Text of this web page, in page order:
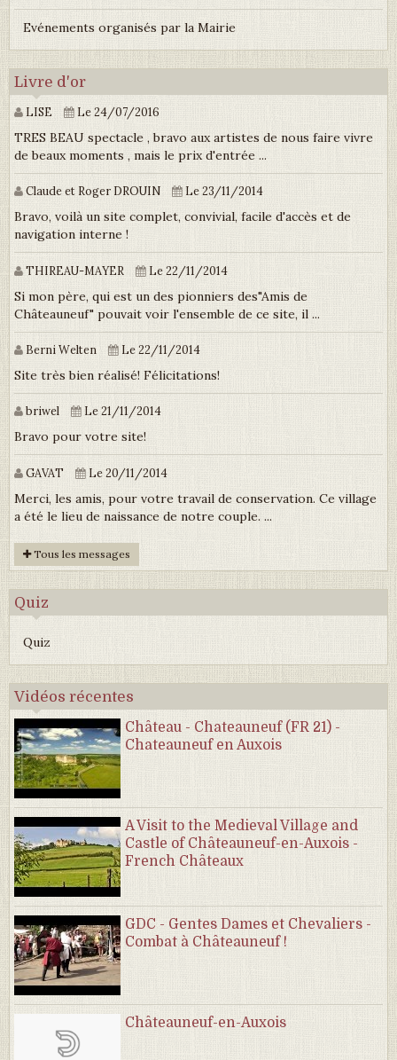
Evénements organisés par la Mairie
Livre d'or
LISE Le 24/07/2016
TRES BEAU spectacle , bravo aux artistes de nous faire vivre
de beaux moments , mais le prix d'entrée ...
Claude et Roger DROUIN Le 23/11/2014
Bravo, voilà un site complet, convivial, facile d'accès et de
navigation interne !
THIREAU-MAYER Le 22/11/2014
Si mon père, qui est un des pionniers des"Amis de
Châteauneuf" pouvait voir l'ensemble de ce site, il ...
Berni Welten Le 22/11/2014
Site très bien réalisé! Félicitations!
briwel Le 21/11/2014
Bravo pour votre site!
GAVAT Le 20/11/2014
Merci, les amis, pour votre travail de conservation. Ce village
a été le lieu de naissance de notre couple. ...
Tous les messages
Quiz
Quiz
Vidéos récentes
Château - Chateauneuf (FR 21) -
Chateauneuf en Auxois
A Visit to the Medieval Village and
Castle of Châteauneuf-en-Auxois -
French Châteaux
GDC - Gentes Dames et Chevaliers -
Combat à Châteauneuf !
Châteauneuf-en-Auxois